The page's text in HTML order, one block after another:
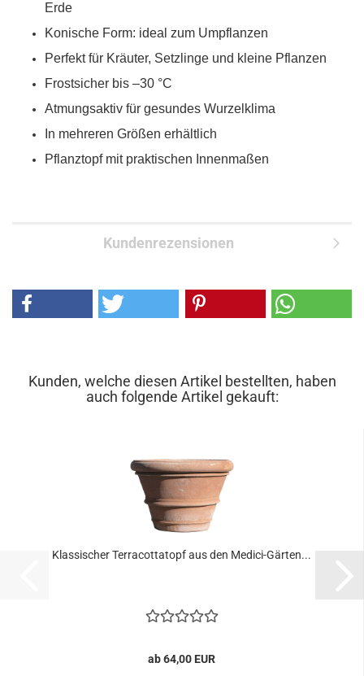
Erde
Konische Form: ideal zum Umpflanzen
Perfekt für Kräuter, Setzlinge und kleine Pflanzen
Frostsicher bis –30 °C
Atmungsaktiv für gesundes Wurzelklima
In mehreren Größen erhältlich
Pflanztopf mit praktischen Innenmaßen
Kundenrezensionen
Kunden, welche diesen Artikel bestellten, haben
auch folgende Artikel gekauft:
Klassischer Terracottatopf aus den Medici-Gärten...
ab 64,00 EUR